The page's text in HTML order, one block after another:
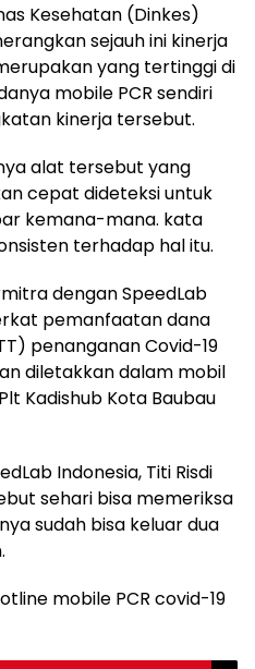
Kesehatan (Dinkes)
sejauh ini kinerja
yang tertinggi di
mobile PCR sendiri
kinerja tersebut.
alat tersebut yang
cepat dideteksi untuk
kemana-mana. kata
terhadap hal itu.
dengan SpeedLab
pemanfaatan dana
penanganan Covid-19
diletakkan dalam mobil
Kadishub Kota Baubau
Indonesia, Titi Risdi
sehari bisa memeriksa
sudah bisa keluar dua
mobile PCR covid-19